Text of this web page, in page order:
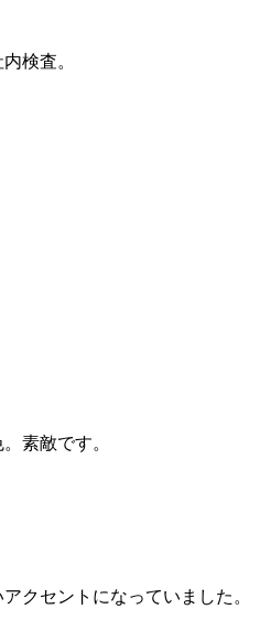
検査。
素敵です。
クセントになっていました。